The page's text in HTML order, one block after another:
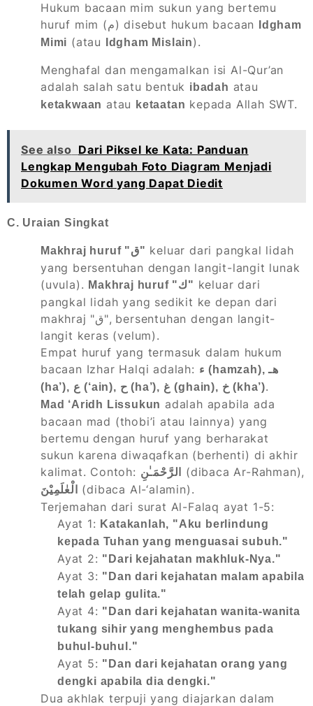
Hukum bacaan mim sukun yang bertemu
huruf mim (م) disebut hukum bacaan
Idgham
Mimi (atau Idgham Mislain).
Menghafal dan mengamalkan isi Al-Qur’an
adalah salah satu bentuk ibadah atau
ketakwaan atau ketaatan kepada Allah SWT.
See also Dari Piksel ke Kata: Panduan
Lengkap Mengubah Foto Diagram Menjadi
Dokumen Word yang Dapat Diedit
C. Uraian Singkat
Makhraj huruf "ق" keluar dari pangkal lidah
yang bersentuhan dengan langit-langit lunak
(uvula).
Makhraj huruf "ك" keluar dari
pangkal lidah yang sedikit ke depan dari
makhraj "ق", bersentuhan dengan langit-
langit keras (velum).
Empat huruf yang termasuk dalam hukum
bacaan Izhar Halqi adalah: ء (hamzah), هـ
(ha’), ع (‘ain), ح (ha’), غ (ghain), خ (kha’).
Mad ‘Aridh Lissukun adalah apabila ada
bacaan mad (thobi’i atau lainnya) yang
bertemu dengan huruf yang berharakat
sukun karena diwaqafkan (berhenti) di akhir
kalimat. Contoh: الرَّحْمَـٰنِ (dibaca Ar-Rahman),
الْعٰلَمِيْنَ
(dibaca Al-‘alamin).
Terjemahan dari surat Al-Falaq ayat 1-5:
Ayat 1: Katakanlah, "Aku berlindung
kepada Tuhan yang menguasai subuh."
Ayat 2: "Dari kejahatan makhluk-Nya."
Ayat 3: "Dan dari kejahatan malam apabila
telah gelap gulita."
Ayat 4: "Dan dari kejahatan wanita-wanita
tukang sihir yang menghembus pada
buhul-buhul."
Ayat 5: "Dan dari kejahatan orang yang
dengki apabila dia dengki."
Dua akhlak terpuji yang diajarkan dalam